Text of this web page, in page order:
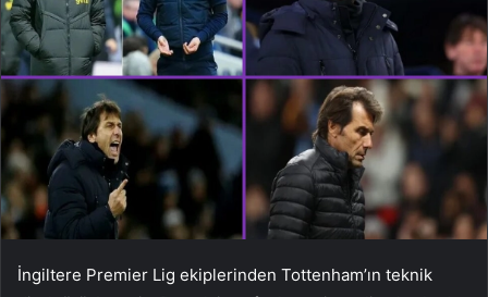
İngiltere Premier Lig ekiplerinden Tottenham’ın teknik